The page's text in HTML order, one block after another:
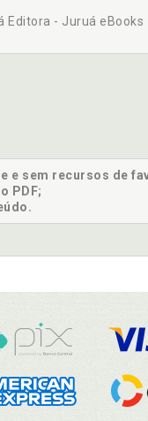
Editora - Juruá eBooks
e sem recursos de
PDF;